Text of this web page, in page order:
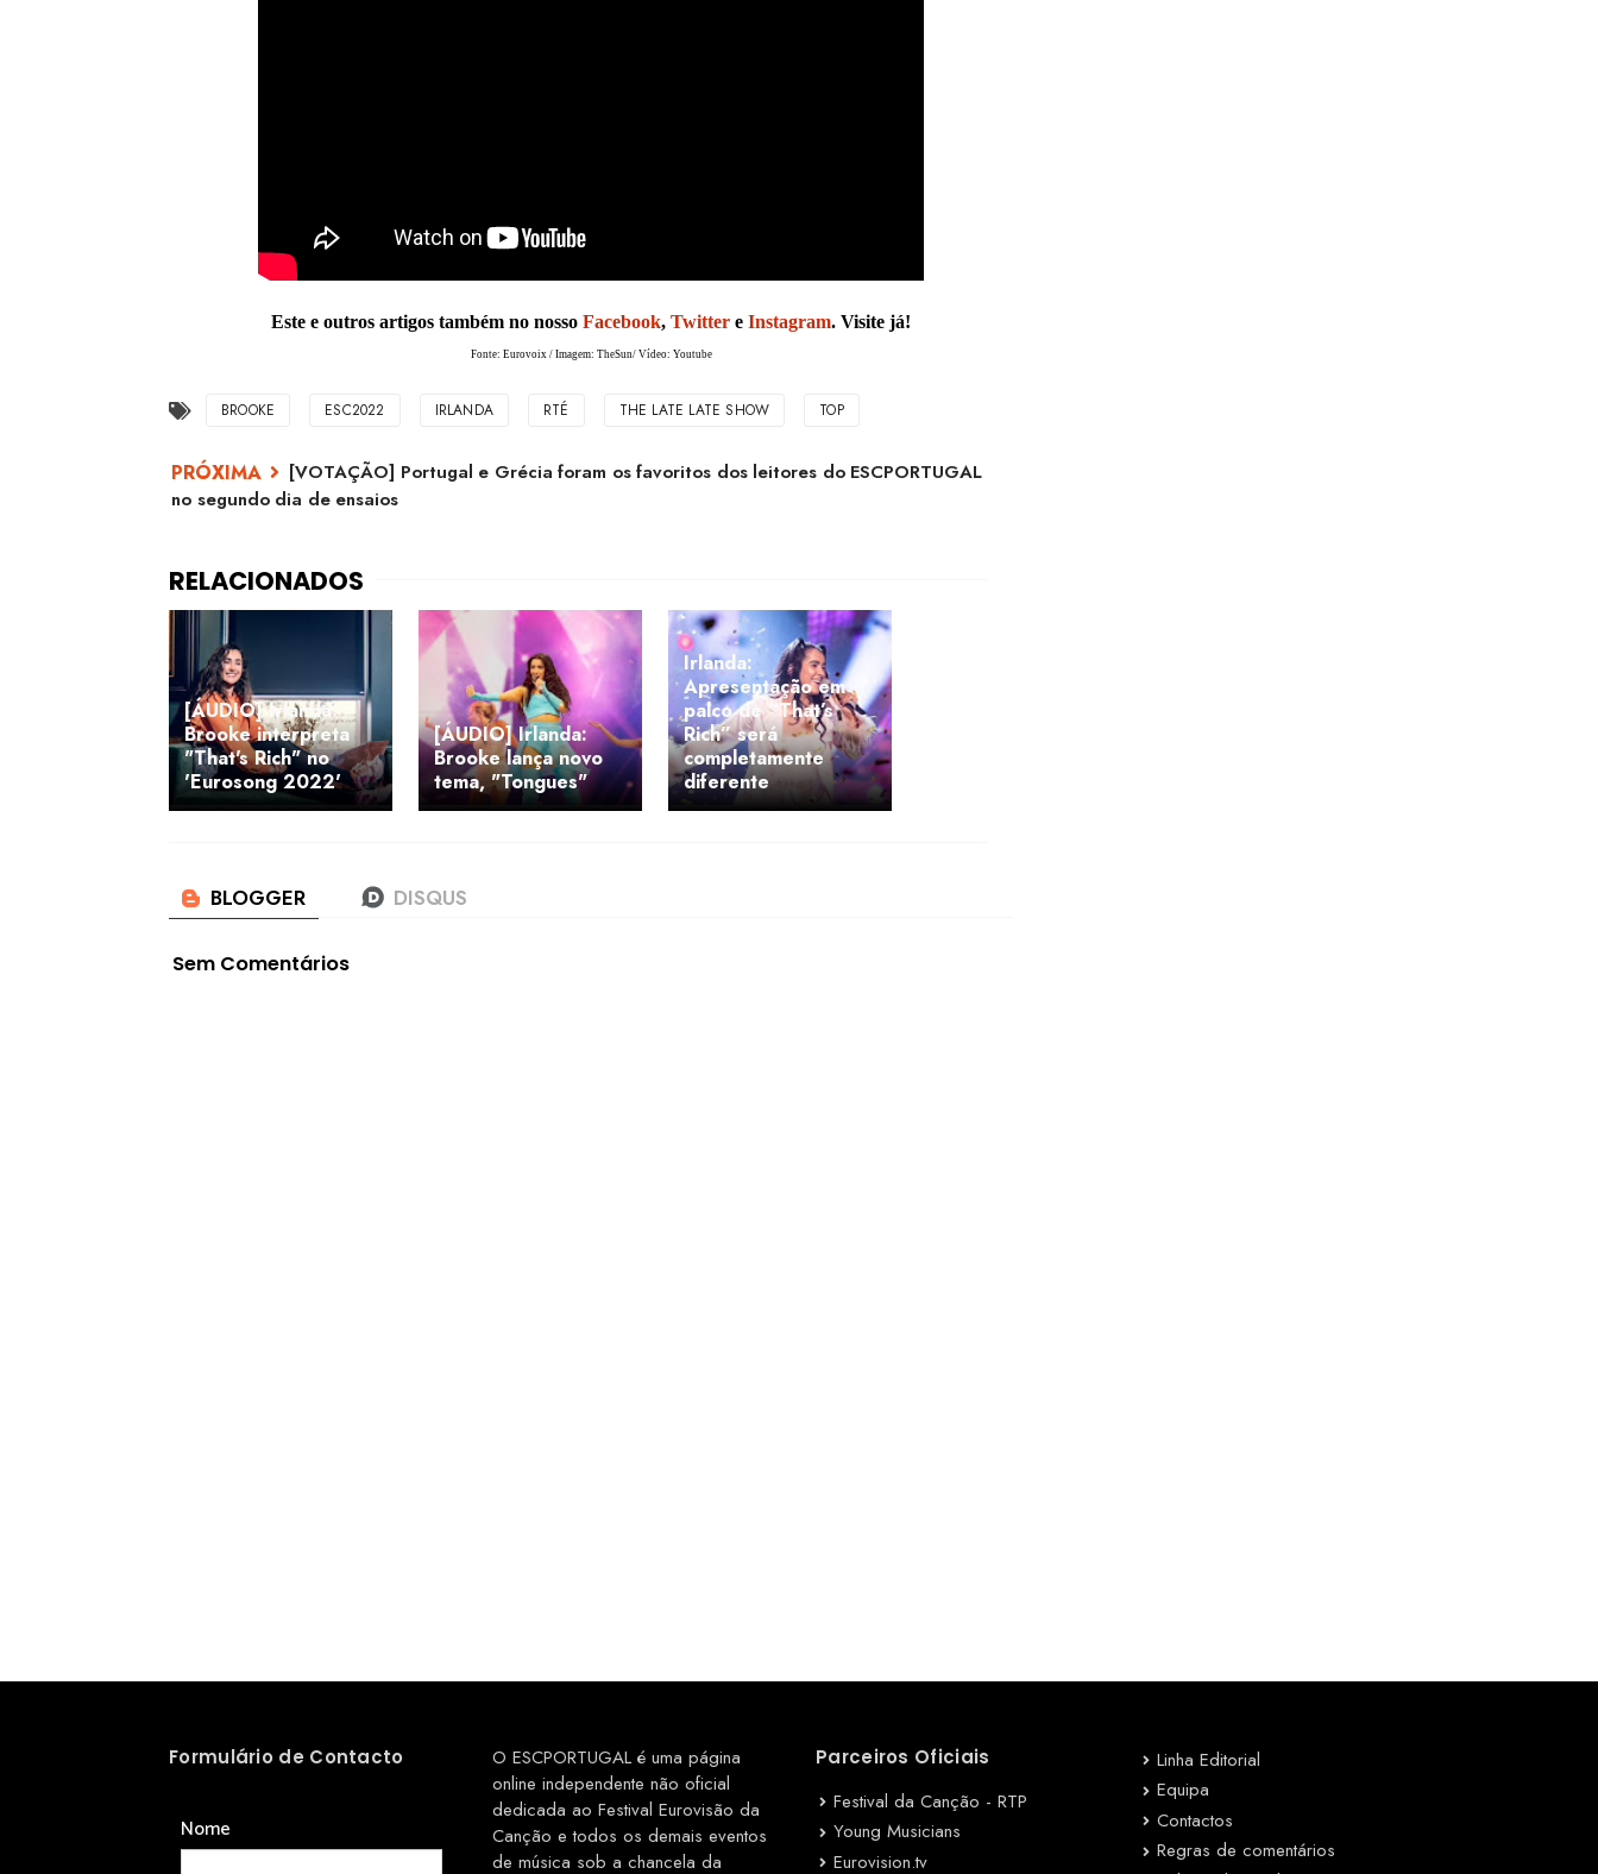
Este e outros artigos também no nosso Facebook, Twitter e Instagram. Visite já!
Fonte: Eurovoix / Imagem: TheSun/ Vídeo: Youtube
BROOKE ESC2022 IRLANDA RTÉ THE LATE LATE SHOW TOP
[VOTAÇÃO] Portugal e Grécia foram os favoritos dos leitores do ESCPORTUGAL
no segundo dia de ensaios
[ÁUDIO] Irlanda:
Brooke interpreta
"That's Rich" no
'Eurosong 2022'
[ÁUDIO] Irlanda:
Brooke lança novo
tema, "Tongues"
Irlanda:
Apresentação em
palco de “That’s
Rich” será
completamente
diferente
Sem Comentários
Formulário de Contacto
Nome
O ESCPORTUGAL é uma página
online independente não oficial
dedicada ao Festival Eurovisão da
Canção e todos os demais eventos
de música sob a chancela da
Parceiros Oficiais
Festival da Canção - RTP
Young Musicians
Eurovision.tv
Linha Editorial
Equipa
Contactos
Regras de comentários